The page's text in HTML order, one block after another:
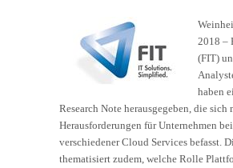
2018 –
(FIT)
haben
Research Note herausgegeben, die sich
Herausforderungen für Unternehmen
verschiedener Cloud Services befasst.
thematisiert zudem, welche Rolle